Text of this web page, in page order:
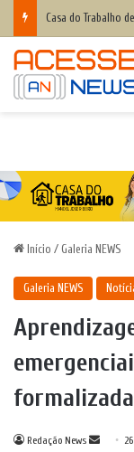
Início / Galeria NEWS
Galeria NEWS
Redação News
Mande